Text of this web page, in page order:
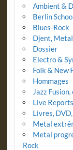
Ambient &
Berlin
Blues-Rock
Djent,
Dossier
Electro &
Folk & New
Hommages
Jazz
Live Reports
Livres,
Metal
Metal
Rock